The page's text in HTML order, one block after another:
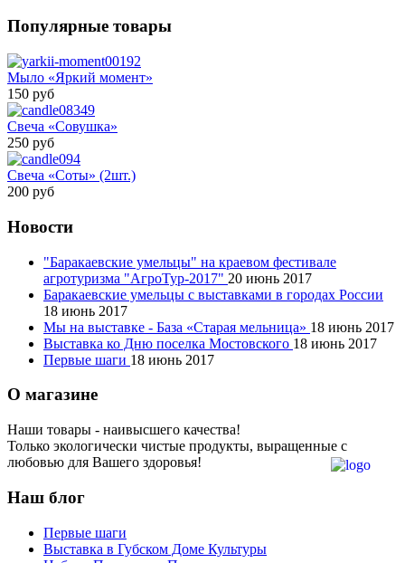
Популярные товары
Мыло «Яркий момент»
150 руб
Свеча «Совушка»
250 руб
Свеча «Соты» (2шт.)
200 руб
Новости
"Баракаевские умельцы" на краевом фестивале
агротуризма "АгроТур-2017" 20 июнь 2017
Баракаевские умельцы с выставками в городах России
18 июнь 2017
Мы на выставке - База «Старая мельница» 18 июнь 2017
Выставка ко Дню поселка Мостовского 18 июнь 2017
Первые шаги 18 июнь 2017
О магазине
Наши товары - наивысшего качества!
Только экологически чистые продукты, выращенные с
любовью для Вашего здоровья!
Наш блог
Первые шаги
Выставка в Губском Доме Культуры